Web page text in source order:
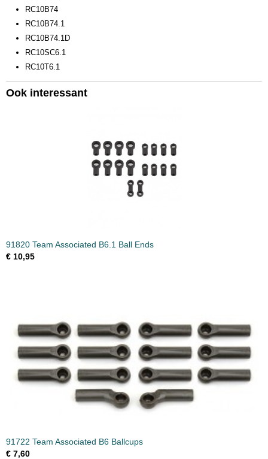
RC10B74
RC10B74.1
RC10B74.1D
RC10SC6.1
RC10T6.1
Ook interessant
91820 Team Associated B6.1 Ball Ends
€ 10,95
91722 Team Associated B6 Ballcups
€ 7,60